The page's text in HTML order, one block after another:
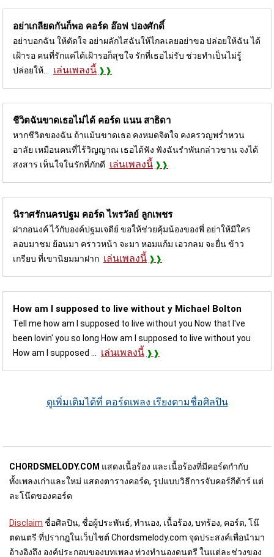
อย่าเกลียดกันก็พอ คอร์ด อ๊อฟ ปองศักดิ์
อย่าบอกฉัน ให้ตัดใจ อย่าผลักไสฉันให้ไกลเลยอย่าขอ ปล่อยให้ฉัน ได้
เฝ้ารอ คนที่รักแค่ได้เฝ้ารอก็สุขใจ รักที่เธอไม่รับ ช่วยทำเป็นไม่รู้
ปล่อยให้...
เล่นเพลงนี้
ชีวิตฉันขาดเธอไม่ได้ คอร์ด แนน สาธิดา
หากชีวิตของฉัน ถ้าแม้นขาดเธอ คงหมดจิตใจ คงครวญพร่ำหวน
อาลัย เหมือนคนที่ไร้วิญญาณ เธอได้ฟัง ฟังฉันรำพันกล่าวขาน จงได้
สงสาร เห็นใจในรักที่ภักดี เล่นเพลงนี้
นิราศรักนครปฐม คอร์ดไพรวัลย์ ลูกเพชร
ฝากอนงค์ ไว้กับองค์ปฐมเจดีย์ ขอให้ช่วยคุ้มน้องของพี่ อย่าให้มีใคร
ลอบมาชม ย้อนมา คราวหน้า จะมา หอมแก้ม เอวกลม จะยื่น ข้าว
เกรียบ ที่เขานิยมมาฝาก เล่นเพลงนี้
How am I supposed to live without y Michael Bolton
Tell me how am I supposed to live without you Now that I've
been lovin' you so long How am I supposed to live without you
How am I supposed ...
เล่นเพลงนี้
ดูเพิ่มเติมได้ที่ คอร์ดเพลง เรียงตามชื่อศิลปิน
CHORDSMELODY.COM แสดงเนื้อร้อง และเนื้อร้องที่มีคอร์ดกำกับ
ทั้งเพลงเก่าและใหม่ แสดงตารางคอร์ด, รูปแบบวิธีการจับคอร์กีต้าร์ แต่
ละโน๊ตของคอร์ด
Disclaim ชื่อศิลปิน, ชื่อผู้ประพันธ์, ทำนอง, เนื้อร้อง, บทร้อง, คอร์ด, โน๊
ตดนตรี ที่ปรากฎในเว็บไชต์ Chordsmelody.com จุดประสงค์เพื่อนำมา
อ้างอิงถึง องค์ประกอบของบทเพลง ท่วงทำนองดนตรี ในแต่ละช่วงของ